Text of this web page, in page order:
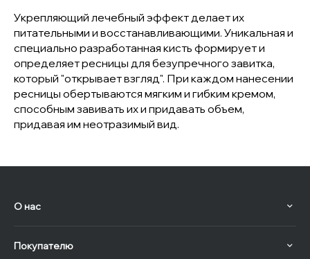
Укрепляющий лечебный эффект делает их
питательными и восстанавливающими. Уникальная и
специально разработанная кисть формирует и
определяет ресницы для безупречного завитка,
который "открывает взгляд". При каждом нанесении
ресницы обертываются мягким и гибким кремом,
способным завивать их и придавать объем,
придавая им неотразимый вид.
О нас
Покупателю